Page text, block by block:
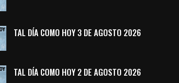
TAL DÍA COMO HOY 3 DE AGOSTO 2026
TAL DÍA COMO HOY 2 DE AGOSTO 2026